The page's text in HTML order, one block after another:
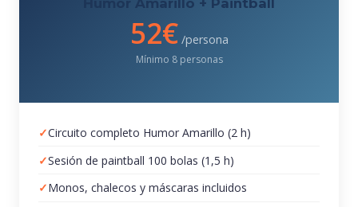
Humor Amarillo + Paintball
52€ /persona
Mínimo 8 personas
Circuito completo Humor Amarillo (2 h)
Sesión de paintball 100 bolas (1,5 h)
Monos, chalecos y máscaras incluidos